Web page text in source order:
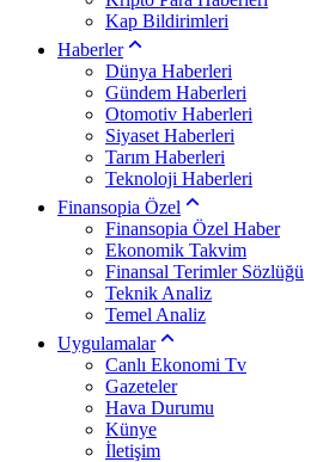
Kap Bildirimleri
Haberler
Dünya Haberleri
Gündem Haberleri
Otomotiv Haberleri
Siyaset Haberleri
Tarım Haberleri
Teknoloji Haberleri
Finansopia Özel
Finansopia Özel Haber
Ekonomik Takvim
Finansal Terimler Sözlüğü
Teknik Analiz
Temel Analiz
Uygulamalar
Canlı Ekonomi Tv
Gazeteler
Hava Durumu
Künye
İletişim